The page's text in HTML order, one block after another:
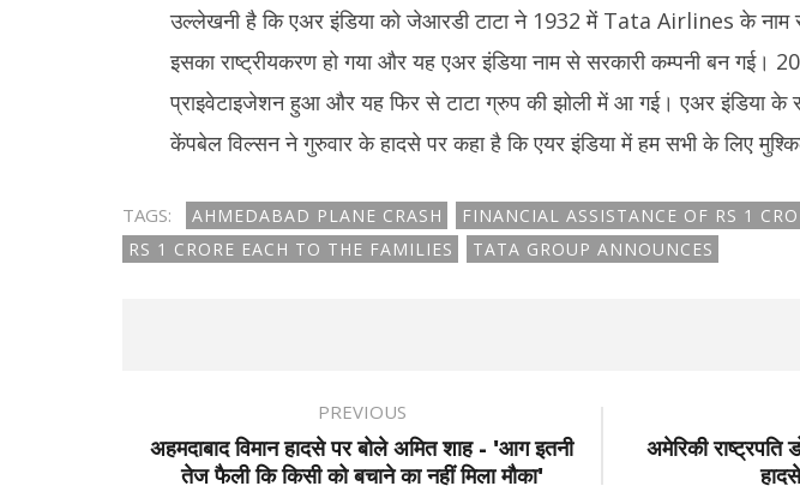
उल्लेखनी है कि एअर इंडिया को जेआरडी टाटा ने 1932 में Tata Airlines के
इसका राष्ट्रीयकरण हो गया और यह एअर इंडिया नाम से सरकारी कम्पनी बन गई।
प्राइवेटाइजेशन हुआ और यह फिर से टाटा ग्रुप की झोली में आ गई। एअर इंडिया के
केंपबेल विल्सन ने गुरुवार के हादसे पर कहा है कि एयर इंडिया में हम सभी के लिए
TAGS: AHMEDABAD PLANE CRASH
FINANCIAL ASSISTANCE OF RS 1
RS 1 CRORE EACH TO THE FAMILIES
TATA GROUP ANNOUNCES
PREVIOUS
अहमदाबाद विमान हादसे पर बोले अमित शाह - 'आग इतनी
तेज फैली कि किसी को बचाने का नहीं मिला मौका'
अमेरिकी राष्ट्रपति